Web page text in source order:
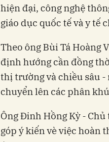
hiện đại, công nghệ
giáo dục quốc tế và y tế
Theo ông Bùi Tá Hoàng
định hướng cần đồng
thị trường và chiều sâu -
chuyển lên các phân
Ông Đinh Hồng Kỳ -
góp ý kiến vè việc hoàn